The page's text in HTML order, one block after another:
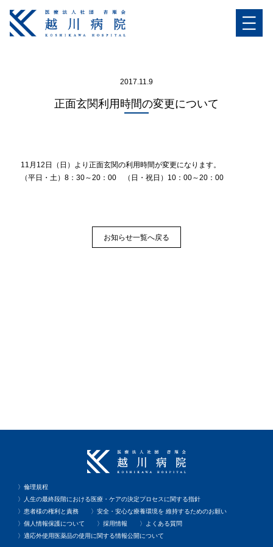
2017.11.9
正面玄関利用時間の変更について
11月12日（日）より正面玄関の利用時間が変更になります。
（平日・土）8：30～20：00 （日・祝日）10：00～20：00
お知らせ一覧へ戻る
〉倫理規程
〉人生の最終段階における医療・ケアの決定プロセスに関する指針
〉患者様の権利と責務
〉安全・安心な療養環境を 維持するためのお願い
〉個人情報保護について
〉採用情報
〉よくある質問
〉適応外使用医薬品の使用に関する情報公開について